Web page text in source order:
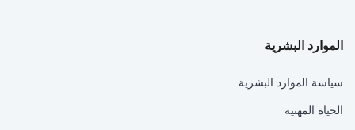
الموارد البشرية
سياسة الموارد البشرية
الحياة المهنية